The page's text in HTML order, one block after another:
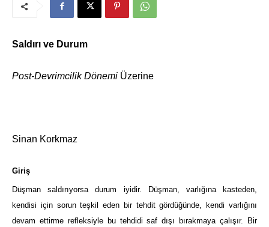
Saldırı ve Durum
Post-Devrimcilik Dönemi Üzerine
Sinan Korkmaz
Giriş
Düşman saldırıyorsa durum iyidir. Düşman, varlığına kasteden,
kendisi için sorun teşkil eden bir tehdit gördüğünde, kendi varlığını
devam ettirme refleksiyle bu tehdidi saf dışı bırakmaya çalışır. Bir